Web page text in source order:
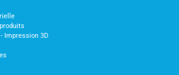
Impression 3D